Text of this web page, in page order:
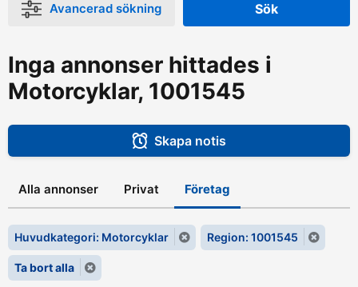
Avancerad sökning Sök
Inga annonser hittades i
Motorcyklar, 1001545
Skapa notis
Alla annonser Privat Företag
Huvudkategori: Motorcyklar Region: 1001545
Ta bort alla